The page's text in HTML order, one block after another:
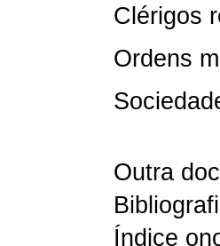
Clérigos
Ordens
Outra
Índice